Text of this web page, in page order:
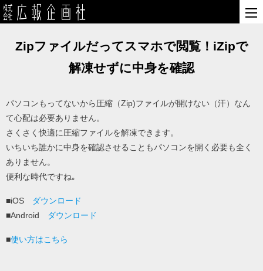
Zipファイルだってスマホで閲覧！iZipで
解凍せずに中身を確認
パソコンもってないから圧縮（Zip)ファイルが開けない（汗）なん
て心配は必要ありません。
さくさく快適に圧縮ファイルを解凍できます。
いちいち誰かに中身を確認させることもパソコンを開く必要も全く
ありません。
便利な時代ですね｡
■iOS
ダウンロード
■Android
ダウンロード
■使い方はこちら